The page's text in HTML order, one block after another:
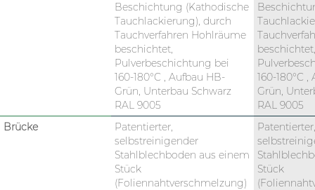
Beschichtung (Kathodische
Tauchlackierung), durch
Tauchverfahren Hohlräume
beschichtet,
Pulverbeschichtung bei
160-180°C , Aufbau HB-
Grün, Unterbau Schwarz
RAL 9005
beschichtet,
160-180°C
Grün,
RAL 9005
Brücke
Patentierter,
selbstreinigender
Stahlblechboden aus einem
Stück
(Foliennahtverschmelzung)
Patentierter,
Stück